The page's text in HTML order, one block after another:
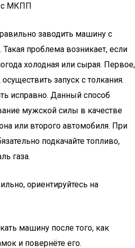
с МКПП
заводить машину с
проблема возникает, если
холодная или сырая. Первое,
запуск с толкания.
исправно. Данный способ
мужской силы в качестве
или второго автомобиля. При
подкачайте топливо,
газа.
ориентируйтесь на
машину после того, как
и повернёте его.